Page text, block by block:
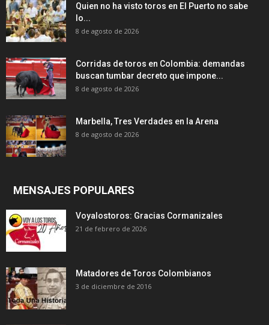
Quien no ha visto toros en El Puerto no sabe
lo...
8 de agosto de 2026
Corridas de toros en Colombia: demandas
buscan tumbar decreto que impone...
8 de agosto de 2026
Marbella, Tres Verdades en la Arena
8 de agosto de 2026
MENSAJES POPULARES
Voyalostoros: Gracias Cormanizales
21 de febrero de 2026
Matadores de Toros Colombianos
3 de diciembre de 2016